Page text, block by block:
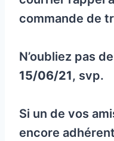
commande de
N’oubliez pas
15/06/21, svp.
Si un de vos
encore